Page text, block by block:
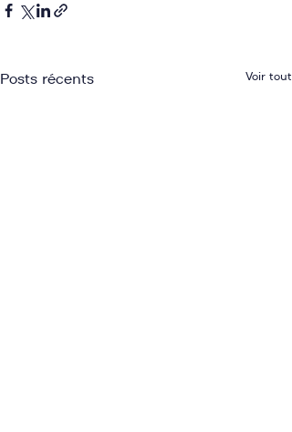
Posts récents Voir tout